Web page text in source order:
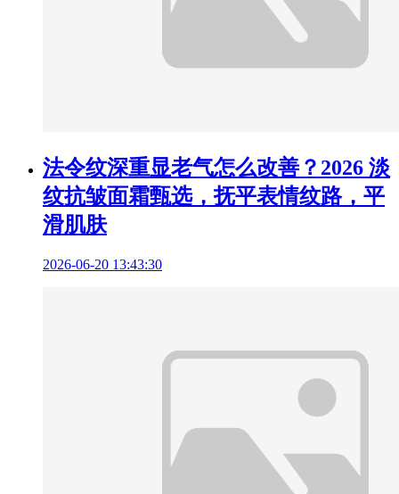
法令纹深重显老气怎么改善？2026 淡
纹抗皱面霜甄选，抚平表情纹路，平
滑肌肤
2026-06-20 13:43:30